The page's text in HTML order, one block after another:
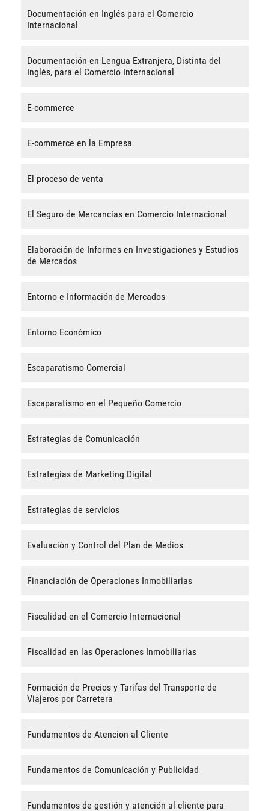
Documentación en Inglés para el Comercio
Internacional
Documentación en Lengua Extranjera, Distinta del
Inglés, para el Comercio Internacional
E-commerce
E-commerce en la Empresa
El proceso de venta
El Seguro de Mercancías en Comercio Internacional
Elaboración de Informes en Investigaciones y Estudios
de Mercados
Entorno e Información de Mercados
Entorno Económico
Escaparatismo Comercial
Escaparatismo en el Pequeño Comercio
Estrategias de Comunicación
Estrategias de Marketing Digital
Estrategias de servicios
Evaluación y Control del Plan de Medios
Financiación de Operaciones Inmobiliarias
Fiscalidad en el Comercio Internacional
Fiscalidad en las Operaciones Inmobiliarias
Formación de Precios y Tarifas del Transporte de
Viajeros por Carretera
Fundamentos de Atencion al Cliente
Fundamentos de Comunicación y Publicidad
Fundamentos de gestión y atención al cliente para